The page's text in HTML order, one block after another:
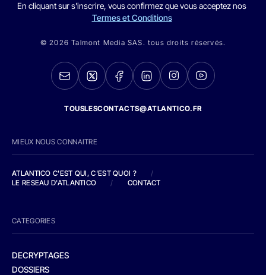
En cliquant sur s'inscrire, vous confirmez que vous acceptez nos
Termes et Conditions
© 2026 Talmont Media SAS. tous droits réservés.
TOUSLESCONTACTS@ATLANTICO.FR
MIEUX NOUS CONNAITRE
ATLANTICO C'EST QUI, C'EST QUOI ?
/
LE RESEAU D'ATLANTICO
/ CONTACT
CATEGORIES
DECRYPTAGES
DOSSIERS